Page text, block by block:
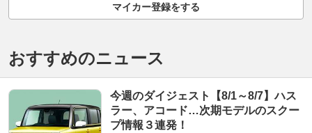
マイカー登録をする
おすすめのニュース
今週のダイジェスト【8/1～8/7】ハス
ラー、アコード…次期モデルのスクー
プ情報３連発！